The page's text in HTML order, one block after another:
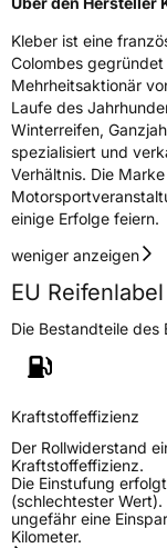
Herstellerkontakt
Kleber ist eine
Colombes
Mehrheitsaktionär
Laufe des
Winterreifen,
spezialisiert und
Verhältnis. Die
einige Erfolge feiern.
weniger anzeigen
EU Reifenlabel
Die Bestandteile des
Kraftstoffeffizienz
Der Rollwiderstand
Kraftstoffeffizienz.
Die Einstufung
(schlechtester Wert).
ungefähr eine
Kilometer.